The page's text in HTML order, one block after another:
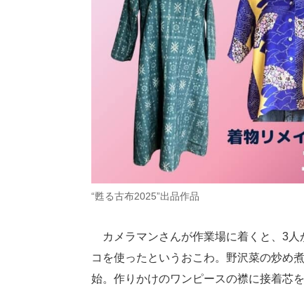
“甦る古布2025”出品作品
カメラマンさんが作業場に着くと、3人
コを使ったというおこわ。野沢菜の炒め
始。作りかけのワンピースの襟に接着芯